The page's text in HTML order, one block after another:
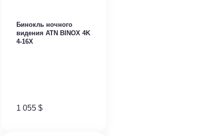
Бинокль ночного
видения ATN BINOX 4K
4-16X
1 055 $